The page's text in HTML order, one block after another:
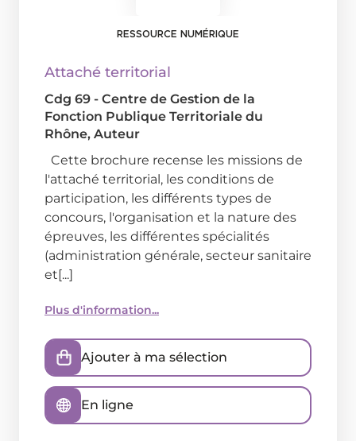
RESSOURCE NUMÉRIQUE
Attaché territorial
Cdg 69 - Centre de Gestion de la
Fonction Publique Territoriale du
Rhône, Auteur
Cette brochure recense les missions de
l'attaché territorial, les conditions de
participation, les différents types de
concours, l'organisation et la nature des
épreuves, les différentes spécialités
(administration générale, secteur sanitaire
et[...]
Plus d'information...
Ajouter à ma sélection
En ligne